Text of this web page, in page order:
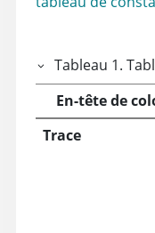
Tableau 1.
En-tête de
Trace